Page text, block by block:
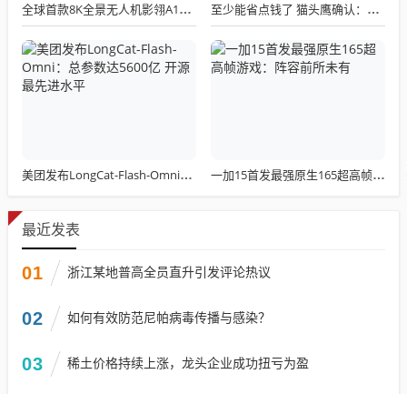
全球首款8K全景无人机影翎A1全球出货量突破三万，上市仅一个月！ 至少能省点钱了 猫头鹰确认：现有LGA 1851散热器全面支持LGA 1954！
美团发布LongCat-Flash-Omni：总参数达5600亿 开源最先进水平 一加15首发最强原生165超高帧游戏：阵容前所未有
最近发表
01 浙江某地普高全员直升引发评论热议
02 如何有效防范尼帕病毒传播与感染？
03 稀土价格持续上涨，龙头企业成功扭亏为盈